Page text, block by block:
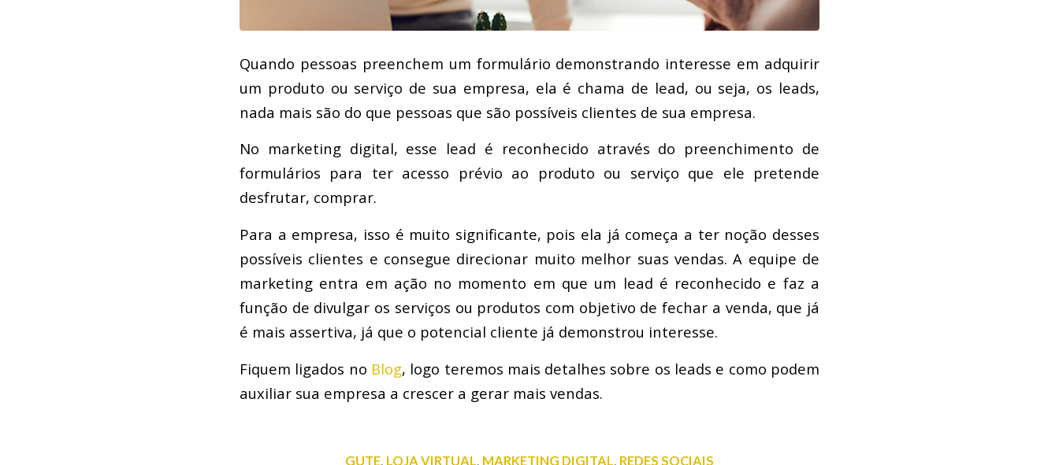
Quando pessoas preenchem um formulário demonstrando interesse em adquirir
um produto ou serviço de sua empresa, ela é chama de lead, ou seja, os leads,
nada mais são do que pessoas que são possíveis clientes de sua empresa.
No marketing digital, esse lead é reconhecido através do preenchimento de
formulários para ter acesso prévio ao produto ou serviço que ele pretende
desfrutar, comprar.
Para a empresa, isso é muito significante, pois ela já começa a ter noção desses
possíveis clientes e consegue direcionar muito melhor suas vendas. A equipe de
marketing entra em ação no momento em que um lead é reconhecido e faz a
função de divulgar os serviços ou produtos com objetivo de fechar a venda, que já
é mais assertiva, já que o potencial cliente já demonstrou interesse.
Fiquem ligados no Blog, logo teremos mais detalhes sobre os leads e como podem
auxiliar sua empresa a crescer a gerar mais vendas.
GUTE, LOJA VIRTUAL, MARKETING DIGITAL, REDES SOCIAIS